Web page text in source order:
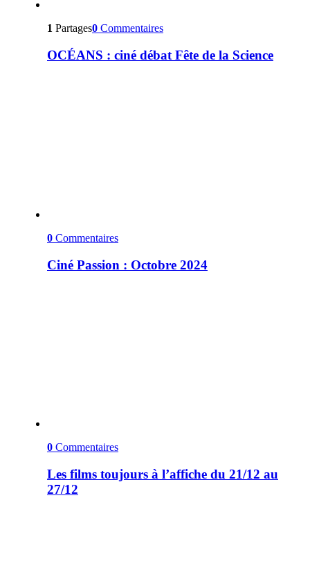
1 Partages0 Commentaires
OCÉANS : ciné débat Fête de la Science
0 Commentaires
Ciné Passion : Octobre 2024
0 Commentaires
Les films toujours à l’affiche du 21/12 au
27/12